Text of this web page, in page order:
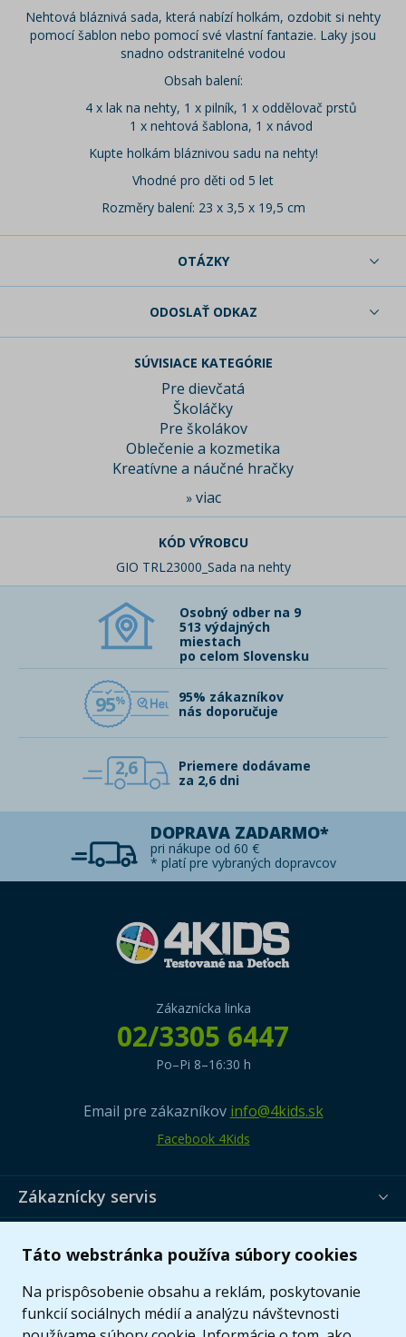
Táto webstránka používa súbory cookies
Na prispôsobenie obsahu a reklám, poskytovanie
funkcií sociálnych médií a analýzu návštevnosti
Nehtová bláznivá sada, která nabízí holkám, ozdobit si nehty
pomocí šablon nebo pomocí své vlastní fantazie. Laky jsou
snadno odstranitelné vodou
Obsah balení:
4 x lak na nehty, 1 x pilník, 1 x oddělovač prstů
1 x nehtová šablona, 1 x návod
Kupte holkám bláznivou sadu na nehty!
Vhodné pro děti od 5 let
Rozměry balení: 23 x 3,5 x 19,5 cm
OTÁZKY
ODOSLAŤ ODKAZ
SÚVISIACE KATEGÓRIE
Pre dievčatá
Školáčky
Pre školákov
Oblečenie a kozmetika
Kreatívne a náučné hračky
» viac
KÓD VÝROBCU
GIO TRL23000_Sada na nehty
Osobný odber na 9
513 výdajných
miestach
po celom Slovensku
95
95% zákazníkov
nás doporučuje
2,6
Priemere dodávame
za 2,6 dni
DOPRAVA ZADARMO*
pri nákupe od 60 €
* platí pre vybraných dopravcov
Zákaznícka linka
02/3305 6447
Po–Pi 8–16:30 h
Email pre zákazníkov info@4kids.sk
Facebook 4Kids
Zákaznícky servis